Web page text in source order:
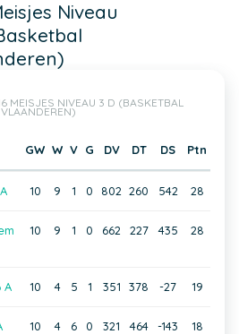
Niveau
MEISJES NIVEAU 3 D (BASKETBAL
VLAANDEREN)
GW W V G DV DT DS Ptn
10 9 1 0 802 260 542 28
10 9 1 0 662 227 435 28
A 10 4 5 1 351 378 -27 19
10 4 6 0 321 464 -143 18